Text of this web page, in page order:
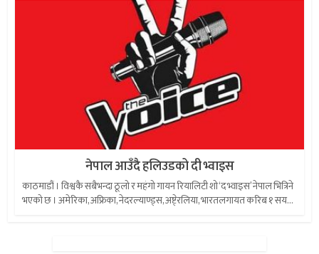
नेपाल आउँदै हलिउडको दी भ्वाइस
काठमाडौं । विश्वकै सबैभन्दा ठूलो र महंगो गायन रियालिटी शो ‘द भ्वाइस’ नेपाल भित्रिने
भएको छ । अमेरिका, अफ्रिका, नेदरल्याण्ड्स, अष्टे्रलिया, भारतलगायत करिब १ सय...